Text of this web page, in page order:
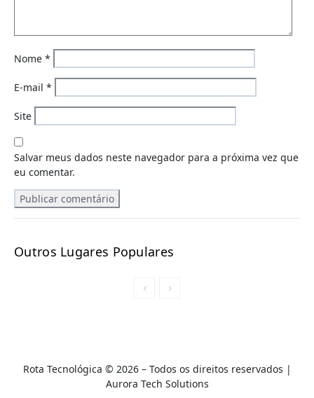
Nome *
E-mail *
Site
Salvar meus dados neste navegador para a próxima vez que
eu comentar.
Outros Lugares Populares
Rota Tecnológica © 2026 – Todos os direitos reservados |
Aurora Tech Solutions